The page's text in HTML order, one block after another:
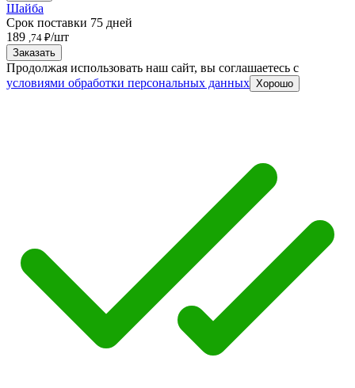
Шайба
Срок поставки 75 дней
189 ,74 ₽/шт
Заказать
Продолжая использовать наш сайт, вы соглашаетесь c
условиями обработки персональных данных Хорошо